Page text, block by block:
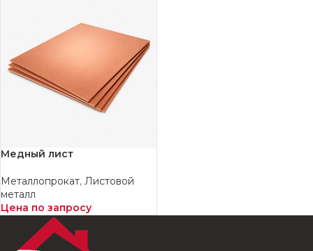
Медный лист
Металлопрокат, Листовой
металл
Цена по запросу